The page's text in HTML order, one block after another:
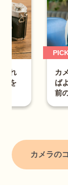
分はどのようにす
すすめの方法と売
カメラの